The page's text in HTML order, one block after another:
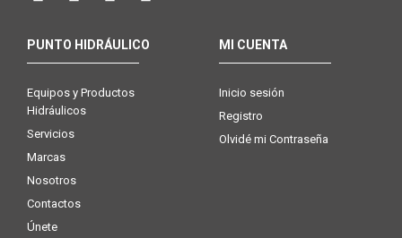
PUNTO HIDRÁULICO
Equipos y Productos
Hidráulicos
Servicios
Marcas
Nosotros
Contactos
Únete
MI CUENTA
Inicio sesión
Registro
Olvidé mi Contraseña